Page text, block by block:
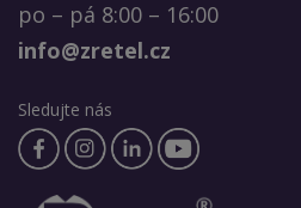
po – pá 8:00 – 16:00
info@zretel.cz
Sledujte nás